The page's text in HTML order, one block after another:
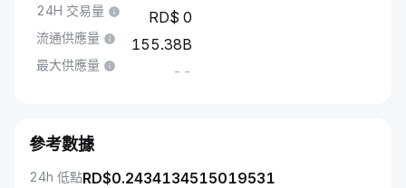
24H 交易量 0
流通供應量 155.38B
最大供應量 --
參考數據
24h 低點RD$0.2434134515019531